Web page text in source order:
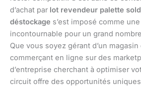
d’achat par lot revendeur palette
déstockage s’est imposé comme
incontournable pour un grand
Que vous soyez gérant d’un
commerçant en ligne sur des
d’entreprise cherchant à optimiser
circuit offre des opportunités